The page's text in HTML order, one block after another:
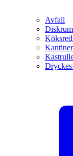
Avfall
Kantiner